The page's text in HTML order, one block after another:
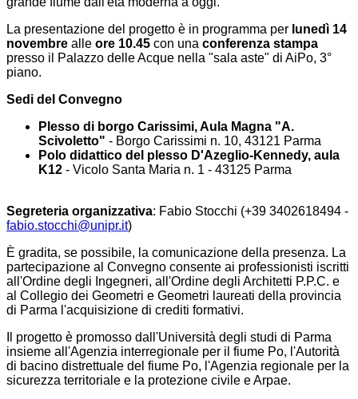
La presentazione del progetto è in programma per lunedì 14
novembre alle ore 10.45 con una conferenza stampa
presso il Palazzo delle Acque nella "sala aste" di AiPo, 3°
piano.
Sedi del Convegno
Plesso di borgo Carissimi, Aula Magna "A.
Scivoletto" - Borgo Carissimi n. 10, 43121 Parma
Polo didattico del plesso D'Azeglio-Kennedy, aula
K12 - Vicolo Santa Maria n. 1 - 43125 Parma
Segreteria organizzativa: Fabio Stocchi (+39 3402618494 -
fabio.stocchi@unipr.it)
È gradita, se possibile, la comunicazione della presenza. La
partecipazione al Convegno consente ai professionisti iscritti
all'Ordine degli Ingegneri, all'Ordine degli Architetti P.P.C. e
al Collegio dei Geometri e Geometri laureati della provincia
di Parma l'acquisizione di crediti formativi.
Il progetto è promosso dall'Università degli studi di Parma
insieme all'Agenzia interregionale per il fiume Po, l'Autorità
di bacino distrettuale del fiume Po, l'Agenzia regionale per la
sicurezza territoriale e la protezione civile e Arpae.